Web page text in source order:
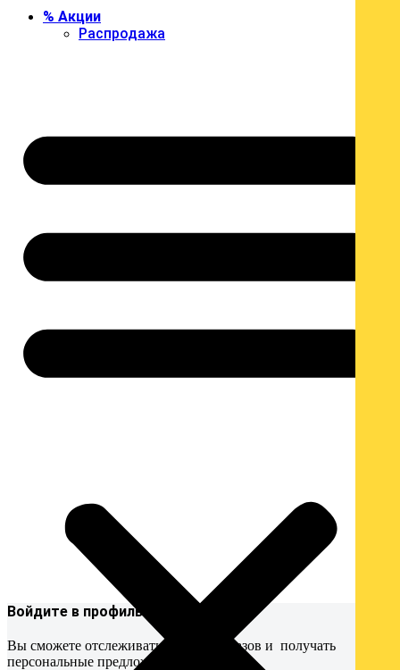
% Акции
Распродажа
Войдите в профиль
Вы сможете отслеживать статусы заказов и получать
персональные предложения